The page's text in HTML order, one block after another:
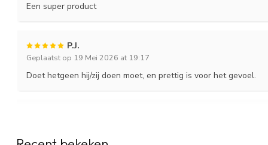
Door de juiste samenstelling voelt nasaal spoelzout doorgaans
Ook verkrijgbaar als set met de NasoFree
Heb je nog geen neusdouche? Dan kan je spoelzout ook kopen
zijn de mogelijke samenstellingen.
De losse neusdouche (met 4 zakjes spoelzout)
Een super product
P.J.
Geplaatst op 19 Mei 2026 at 19:17
Doet hetgeen hij/zij doen moet, en prettig is voor het gevoel.